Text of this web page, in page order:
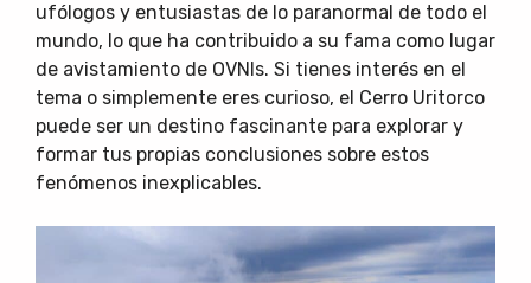
ufólogos y entusiastas de lo paranormal de todo el
mundo, lo que ha contribuido a su fama como lugar
de avistamiento de OVNIs. Si tienes interés en el
tema o simplemente eres curioso, el Cerro Uritorco
puede ser un destino fascinante para explorar y
formar tus propias conclusiones sobre estos
fenómenos inexplicables.